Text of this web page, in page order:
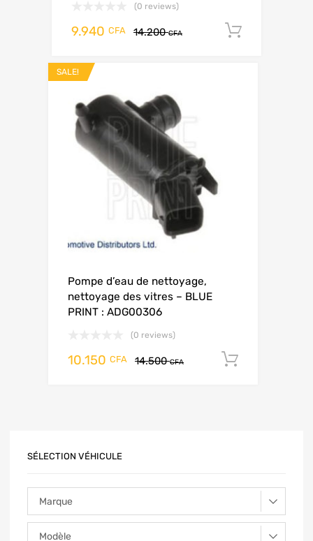
(0 reviews)
14.200CFA
9.940 CFA
SALE!
Pompe d’eau de nettoyage,
nettoyage des vitres – BLUE
PRINT : ADG00306
(0 reviews)
14.500CFA
10.150 CFA
SÉLECTION VÉHICULE